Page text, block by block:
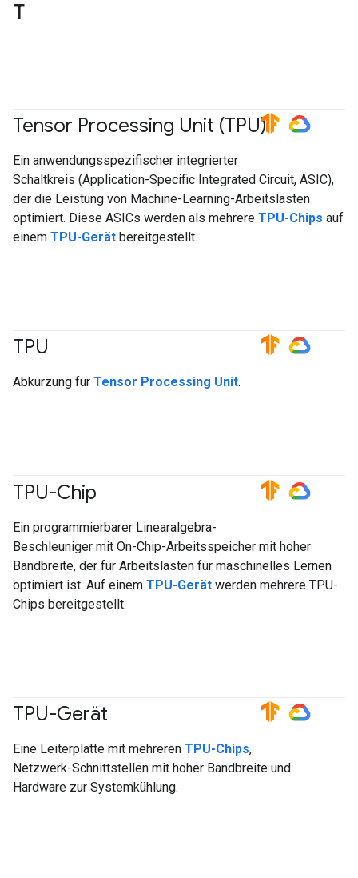
T
Tensor Processing Unit (TPU)#TensorFlow #GoogleCloud
Ein anwendungsspezifischer integrierter
Schaltkreis (Application-Specific Integrated Circuit, ASIC),
der die Leistung von Machine-Learning-Arbeitslasten
optimiert. Diese ASICs werden als mehrere TPU-Chips auf
einem TPU-Gerät bereitgestellt.
TPU #TensorFlow #GoogleCloud
Abkürzung für Tensor Processing Unit.
TPU-Chip #TensorFlow #GoogleCloud
Ein programmierbarer Linearalgebra-
Beschleuniger mit On-Chip-Arbeitsspeicher mit hoher
Bandbreite, der für Arbeitslasten für maschinelles Lernen
optimiert ist. Auf einem TPU-Gerät werden mehrere TPU-
Chips bereitgestellt.
TPU-Gerät #TensorFlow #GoogleCloud
Eine Leiterplatte mit mehreren TPU-Chips,
Netzwerk-Schnittstellen mit hoher Bandbreite und
Hardware zur Systemkühlung.